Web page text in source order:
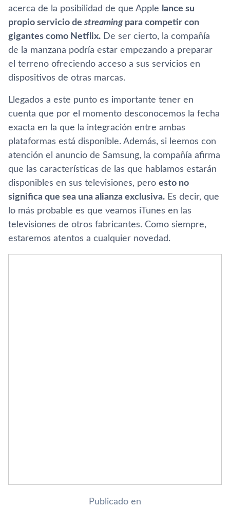
acerca de la posibilidad de que Apple lance su
propio servicio de streamingpara competir con
gigantes como Netflix. De ser cierto, la compañía
de la manzana podría estar empezando a preparar
el terreno ofreciendo acceso a sus servicios en
dispositivos de otras marcas.
Llegados a este punto es importante tener en
cuenta que por el momento desconocemos la fecha
exacta en la que la integración entre ambas
plataformas está disponible. Además, si leemos con
atención el anuncio de Samsung, la compañía afirma
que las características de las que hablamos estarán
disponibles en sus televisiones, pero esto no
significa que sea una alianza exclusiva. Es decir, que
lo más probable es que veamos iTunes en las
televisiones de otros fabricantes. Como siempre,
estaremos atentos a cualquier novedad.
Publicado en